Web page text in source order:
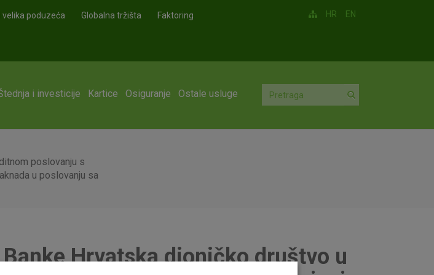
velika poduzeća Globalna tržišta Faktoring HR EN
i investicije Kartice Osiguranje Ostale usluge
poslovanju s
u poslovanju sa
Hrvatska dioničko društvo u